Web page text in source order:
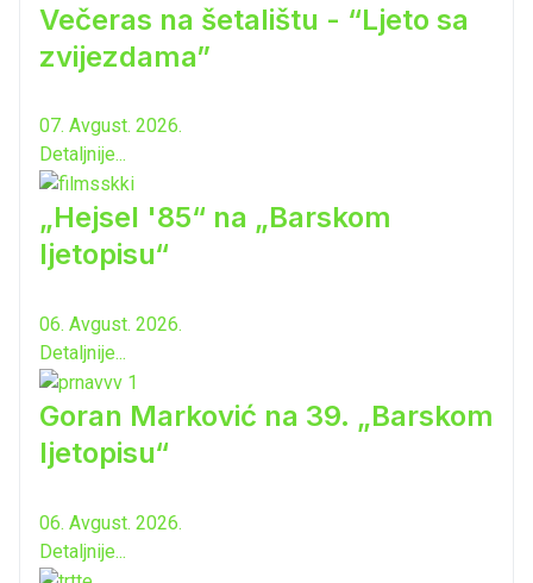
Večeras na šetalištu - “Ljeto sa
zvijezdama”
07. Avgust. 2026.
Detaljnije...
„Hejsel '85“ na „Barskom
ljetopisu“
06. Avgust. 2026.
Detaljnije...
Goran Marković na 39. „Barskom
ljetopisu“
06. Avgust. 2026.
Detaljnije...